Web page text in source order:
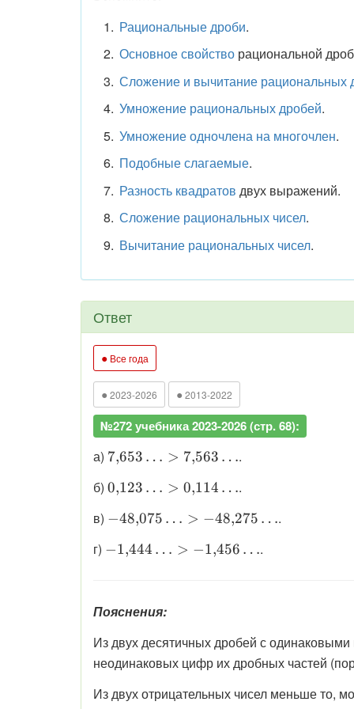
Рациональные дроби.
Основное свойстворациональной
Сложение и вычитание рациональных
Умножение рациональных дробей.
Умножение одночлена на многочлен.
Подобные слагаемые.
Разность квадратов двух выражений.
Сложение рациональных чисел.
Вычитание рациональных чисел.
Ответ
● Все года
● 2023-2026 ● 2013-2022
№272 учебника 2023-2026 (стр. 68):
а) \displaystyle
>
7{,}563\ldots
7,653 … > 7,563 ….
б) \displaystyle
>
0{,}114\ldots
0,123 … > 0,114 ….
в) \displaystyle
>
−48,075 … > −48,275 ….
г) \displaystyle
−1,444 … > −1,456 ….
Пояснения:
Из двух десятичных дробей с
неодинаковых цифр их дробных частей
Из двух отрицательных чисел меньше то,